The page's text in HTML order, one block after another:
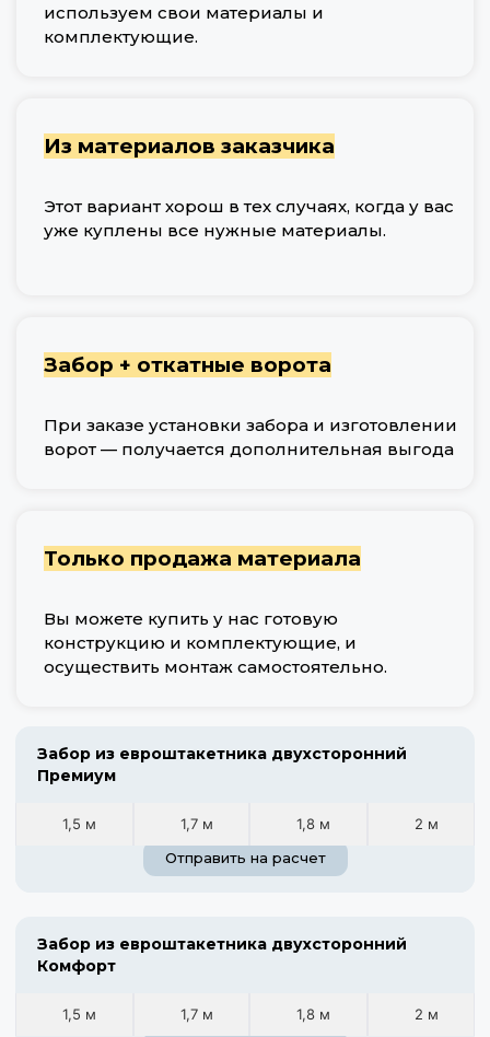
используем свои материалы и
комплектующие.
Из материалов заказчика
Этот вариант хорош в тех случаях, когда у вас
уже куплены все нужные материалы.
Забор + откатные ворота
При заказе установки забора и изготовлении
ворот — получается дополнительная выгода
Только продажа материала
Вы можете купить у нас готовую
конструкцию и комплектующие, и
осуществить монтаж самостоятельно.
Забор из евроштакетника двухсторонний
Премиум
1,5 м 1,7 м 1,8 м
2 м
Отправить на расчет
Забор из евроштакетника двухсторонний
Комфорт
1,5 м 1,7 м 1,8 м
2 м